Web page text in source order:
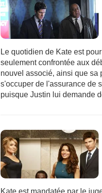
Le quotidien de Kate est
seulement confrontée aux
nouvel associé, ainsi que sa
s'occuper de l'assurance de
puisque Justin lui demande